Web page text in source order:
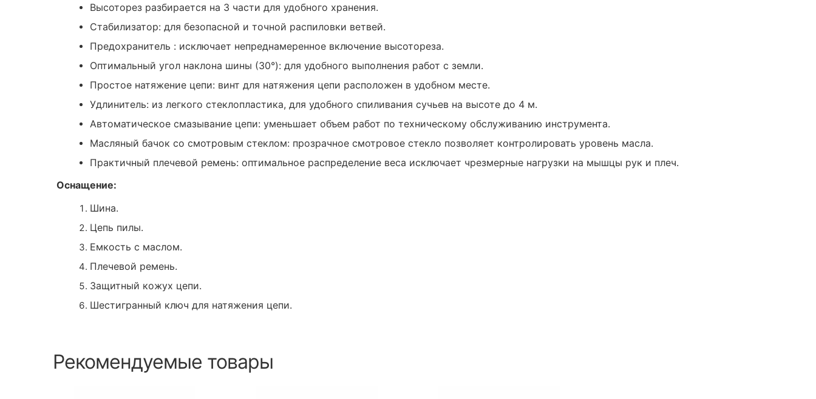
Высоторез разбирается на 3 части для удобного хранения.
Стабилизатор: для безопасной и точной распиловки ветвей.
Предохранитель : исключает непреднамеренное включение высотореза.
Оптимальный угол наклона шины (30°): для удобного выполнения работ с земли.
Простое натяжение цепи: винт для натяжения цепи расположен в удобном месте.
Удлинитель: из легкого стеклопластика, для удобного спиливания сучьев на высоте до 4 м.
Автоматическое смазывание цепи: уменьшает объем работ по техническому обслуживанию инструмента.
Масляный бачок со смотровым стеклом: прозрачное смотровое стекло позволяет контролировать уровень масла.
Практичный плечевой ремень: оптимальное распределение веса исключает чрезмерные нагрузки на мышцы рук и плеч.
Оснащение:
Шина.
Цепь пилы.
Емкость с маслом.
Плечевой ремень.
Защитный кожух цепи.
Шестигранный ключ для натяжения цепи.
Рекомендуемые товары